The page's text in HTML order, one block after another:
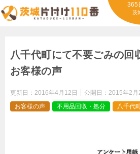
365
茨
八千代町にて不要ごみの
お客様の声
更新日： 2016年4月12日 公開日： 2015年2月
お客様の声
不用品回収・処分 八千代